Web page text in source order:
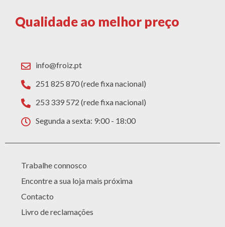
Qualidade ao melhor preço
info@froiz.pt
251 825 870 (rede fixa nacional)
253 339 572 (rede fixa nacional)
Segunda a sexta: 9:00 - 18:00
Trabalhe connosco
Encontre a sua loja mais próxima
Contacto
Livro de reclamações